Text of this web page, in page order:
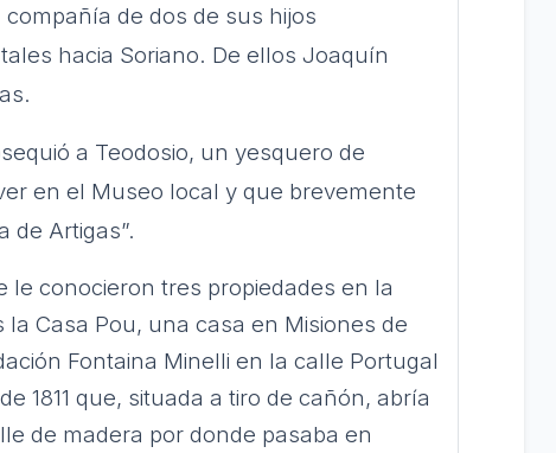
de dos de sus hijos
hacia Soriano. De ellos Joaquín
a Teodosio, un yesquero de
en el Museo local y que brevemente
de Artigas”.
le conocieron tres propiedades en la
Casa Pou, una casa en Misiones de
Fontaina Minelli en la calle Portugal
1811 que, situada a tiro de cañón, abría
de madera por donde pasaba en